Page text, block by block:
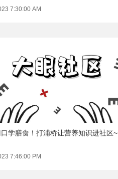
7:30:00 AM
学膳食！打浦桥让营养知识进社区~
7:46:00 PM